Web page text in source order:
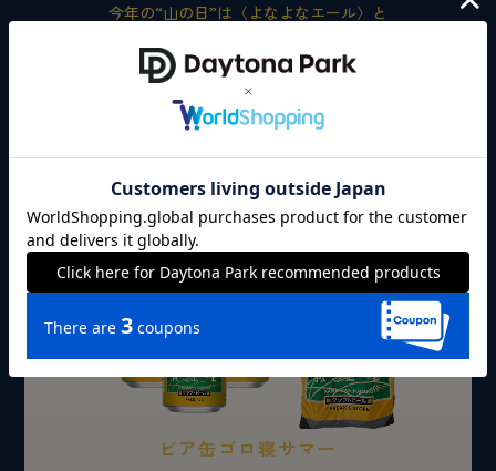
今年の“山の日”は〈よなよなエール〉と
豪華景品が抽選で10名様に当たる！
乾杯キャンペーン開催🍺⛰
ビア缶ゴロ寝サマー